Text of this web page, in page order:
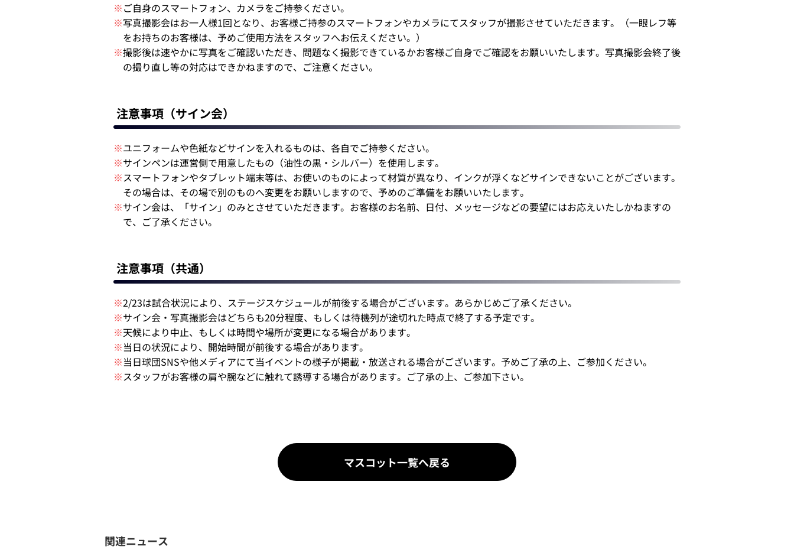
※ご自身のスマートフォン、カメラをご持参ください。
※写真撮影会はお一人様1回となり、お客様ご持参のスマートフォンやカメラにてスタッフが撮影させていただきます。（一眼レフ等
をお持ちのお客様は、予めご使用方法をスタッフへお伝えください。）
※撮影後は速やかに写真をご確認いただき、問題なく撮影できているかお客様ご自身でご確認をお願いいたします。写真撮影会終了後
の撮り直し等の対応はできかねますので、ご注意ください。
注意事項（サイン会）
※ユニフォームや色紙などサインを入れるものは、各自でご持参ください。
※サインペンは運営側で用意したもの（油性の黒・シルバー）を使用します。
※スマートフォンやタブレット端末等は、お使いのものによって材質が異なり、インクが浮くなどサインできないことがございます。
その場合は、その場で別のものへ変更をお願いしますので、予めのご準備をお願いいたします。
※サイン会は、「サイン」のみとさせていただきます。お客様のお名前、日付、メッセージなどの要望にはお応えいたしかねますの
で、ご了承ください。
注意事項（共通）
※2/23は試合状況により、ステージスケジュールが前後する場合がございます。あらかじめご了承ください。
※サイン会・写真撮影会はどちらも20分程度、もしくは待機列が途切れた時点で終了する予定です。
※天候により中止、もしくは時間や場所が変更になる場合があります。
※当日の状況により、開始時間が前後する場合があります。
※当日球団SNSや他メディアにて当イベントの様子が掲載・放送される場合がございます。予めご了承の上、ご参加ください。
※スタッフがお客様の肩や腕などに触れて誘導する場合があります。ご了承の上、ご参加下さい。
マスコット一覧へ戻る
関連ニュース